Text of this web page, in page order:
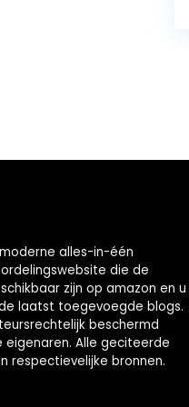
alles-in-één
die de
zijn op amazon en u
laatst toegevoegde blogs.
beschermd
eigenaren. Alle geciteerde
respectievelijke bronnen.